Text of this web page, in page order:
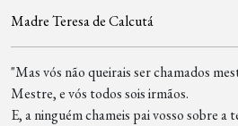
Madre Teresa de Calcutá
"Mas vós não queirais ser chamados
Mestre, e vós todos sois irmãos.
E, a ninguém chameis pai vosso sobre a